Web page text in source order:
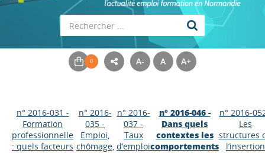
A- A A+
n° 2016-031 -
Formation
professionnelle
: quels facteurs
n° 2016-
035 -
Emploi,
chômage,
n° 2016-
037 -
Taux
d’emploi
n° 2016-046 -
Dans quels
contextes les
comportements
n° 2016-
Les
structures
l’insertion